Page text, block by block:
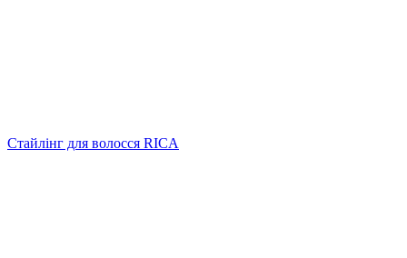
Стайлінг для волосся RICA